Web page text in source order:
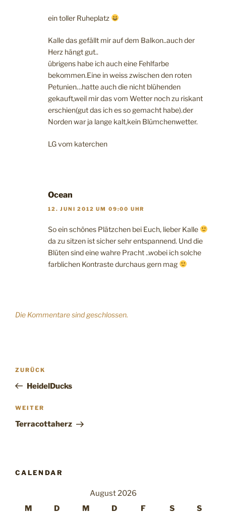
ein toller Ruheplatz
Kalle das gefällt mir auf dem Balkon..auch der
Herz hängt gut..
übrigens habe ich auch eine Fehlfarbe
bekommen.Eine in weiss zwischen den roten
Petunien…hatte auch die nicht blühenden
gekauft,weil mir das vom Wetter noch zu riskant
erschien(gut das ich es so gemacht habe).der
Norden war ja lange kalt,kein Blümchenwetter.
LG vom katerchen
Ocean
12. JUNI 2012 UM 09:00 UHR
So ein schönes Plätzchen bei Euch, lieber Kalle
da zu sitzen ist sicher sehr entspannend. Und die
Blüten sind eine wahre Pracht ..wobei ich solche
farblichen Kontraste durchaus gern mag
Die Kommentare sind geschlossen.
Beitragsnavigation
Vorheriger
Beitrag
ZURÜCK
HeidelDucks
Nächster
Beitrag
WEITER
Terracottaherz
CALENDAR
August 2026
M
D M D F S S